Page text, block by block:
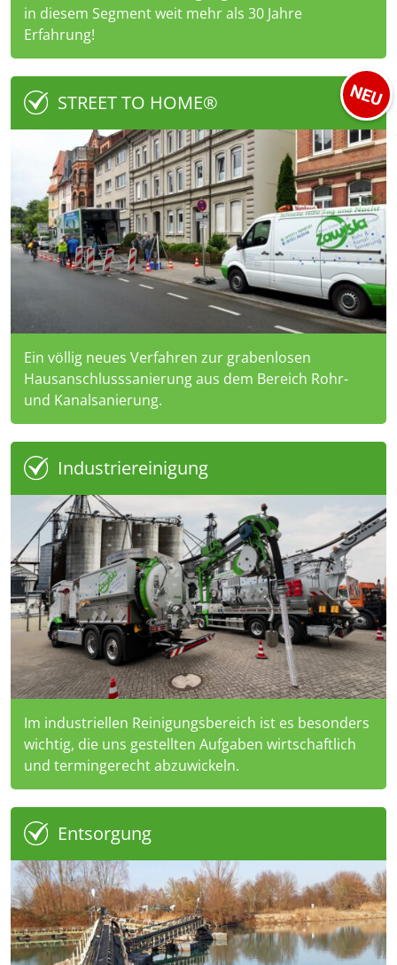
in diesem Segment weit mehr als 30 Jahre
Erfahrung!
STREET TO HOME®
Ein völlig neues Verfahren zur grabenlosen
Hausanschlusssanierung aus dem Bereich Rohr-
und Kanalsanierung.
Industriereinigung
Im industriellen Reinigungsbereich ist es besonders
wichtig, die uns gestellten Aufgaben wirtschaftlich
und termingerecht abzuwickeln.
Entsorgung